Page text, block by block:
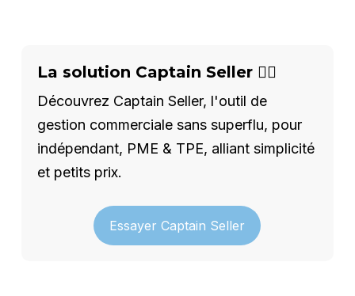
La solution Captain Seller 🦸‍♂️
Découvrez Captain Seller, l'outil de
gestion commerciale sans superflu, pour
indépendant, PME & TPE, alliant simplicité
et petits prix.
Essayer Captain Seller